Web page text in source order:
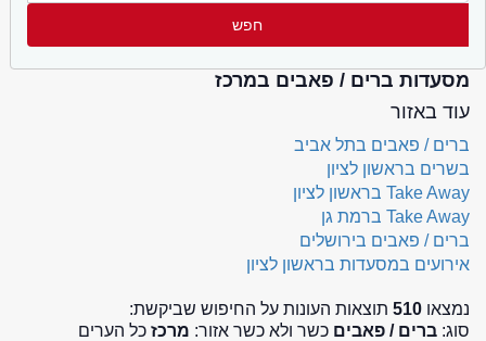
מסעדות ברים / פאבים במרכז
עוד באזור
ברים / פאבים בתל אביב
בשרים בראשון לציון
Take Away בראשון לציון
Take Away ברמת גן
ברים / פאבים בירושלים
אירועים במסעדות בראשון לציון
נמצאו 510 תוצאות העונות על החיפוש שביקשת:
סוג: ברים / פאבים כשר ולא כשר אזור: מרכז כל הערים